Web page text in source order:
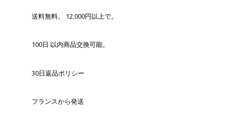
送料無料。 12,000円以上で。
100日 以内商品交換可能。
30日返品ポリシー
フランスから発送